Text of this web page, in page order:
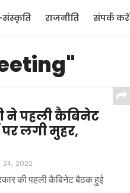
संस्कृति राजनीति संपर्क करें
ने पहली कैबिनेट
पर लगी मुहर,
24, 2022
की पहली कैबिनेट बैठक हुई